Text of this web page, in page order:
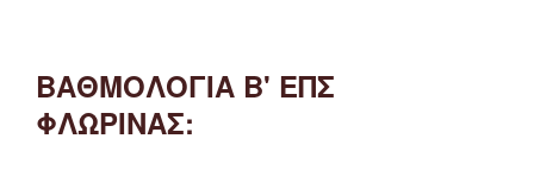
ΒΑΘΜΟΛΟΓΙΑ Β' ΕΠΣ
ΦΛΩΡΙΝΑΣ: